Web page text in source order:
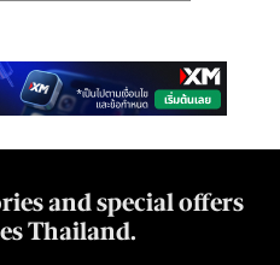
and special offers
Thailand.